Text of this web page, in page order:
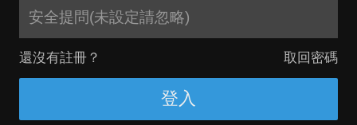
安全提問(未設定請忽略)
還沒有註冊？ 取回密碼
登入